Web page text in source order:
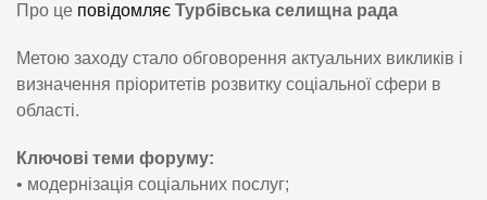
Про це повідомляє Турбівська селищна рада
Метою заходу стало обговорення актуальних викликів і
визначення пріоритетів розвитку соціальної сфери в
області.
Ключові теми форуму:
• модернізація соціальних послуг;